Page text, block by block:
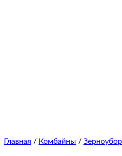
Главная / Комбайны /